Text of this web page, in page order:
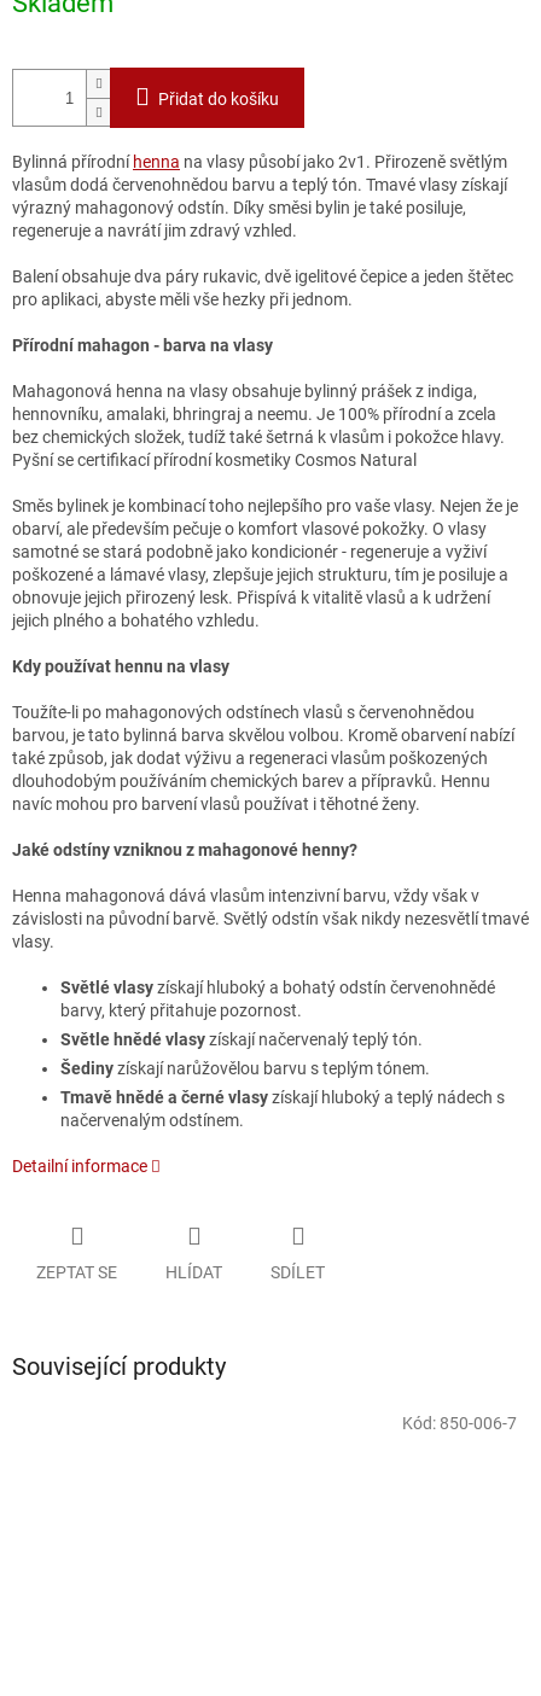
cena:
Přidat do košíku
Bylinná přírodní henna na vlasy působí jako 2v1. Přirozeně světlým
vlasům dodá červenohnědou barvu a teplý tón. Tmavé vlasy získají
výrazný mahagonový odstín. Díky směsi bylin je také posiluje,
regeneruje a navrátí jim zdravý vzhled.
Balení obsahuje dva páry rukavic, dvě igelitové čepice a jeden štětec
pro aplikaci, abyste měli vše hezky při jednom.
Přírodní mahagon - barva na vlasy
Mahagonová henna na vlasy obsahuje bylinný prášek z indiga,
hennovníku, amalaki, bhringraj a neemu. Je 100% přírodní a zcela
bez chemických složek, tudíž také šetrná k vlasům i pokožce hlavy.
Pyšní se certifikací přírodní kosmetiky Cosmos Natural
Směs bylinek je kombinací toho nejlepšího pro vaše vlasy. Nejen že je
obarví, ale především pečuje o komfort vlasové pokožky. O vlasy
samotné se stará podobně jako kondicionér - regeneruje a vyživí
poškozené a lámavé vlasy, zlepšuje jejich strukturu, tím je posiluje a
obnovuje jejich přirozený lesk. Přispívá k vitalitě vlasů a k udržení
jejich plného a bohatého vzhledu.
Kdy používat hennu na vlasy
Toužíte-li po mahagonových odstínech vlasů s červenohnědou
barvou, je tato bylinná barva skvělou volbou. Kromě obarvení nabízí
také způsob, jak dodat výživu a regeneraci vlasům poškozených
dlouhodobým používáním chemických barev a přípravků. Hennu
navíc mohou pro barvení vlasů používat i těhotné ženy.
Jaké odstíny vzniknou z mahagonové henny?
Henna mahagonová dává vlasům intenzivní barvu, vždy však v
závislosti na původní barvě. Světlý odstín však nikdy nezesvětlí tmavé
vlasy.
Světlé vlasyzískají hluboký a bohatý odstín červenohnědé
barvy, který přitahuje pozornost.
Světle hnědé vlasyzískají načervenalý teplý tón.
Šedinyzískají narůžovělou barvu s teplým tónem.
Tmavě hnědé a černé vlasyzískají hluboký a teplý nádech s
načervenalým odstínem.
Detailní informace
ZEPTAT SE HLÍDAT SDÍLET
Související produkty
Kód: 850-006-7